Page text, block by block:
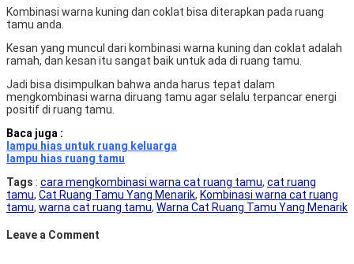
Kombinasi warna kuning dan coklat bisa diterapkan pada ruang
tamu anda.
Kesan yang muncul dari kombinasi warna kuning dan coklat adalah
ramah, dan kesan itu sangat baik untuk ada di ruang tamu.
Jadi bisa disimpulkan bahwa anda harus tepat dalam
mengkombinasi warna diruang tamu agar selalu terpancar energi
positif di ruang tamu.
Baca juga :
lampu hias untuk ruang keluarga
lampu hias ruang tamu
Tags : cara mengkombinasi warna cat ruang tamu, cat ruang
tamu, Cat Ruang Tamu Yang Menarik, Kombinasi warna cat ruang
tamu, warna cat ruang tamu, Warna Cat Ruang Tamu Yang Menarik
Leave a Comment